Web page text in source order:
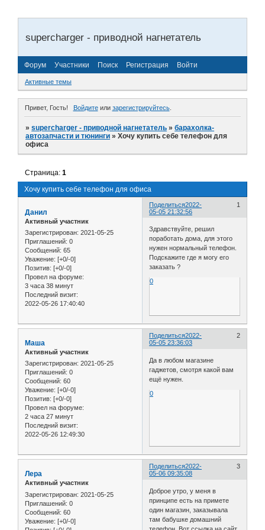
supercharger - приводной нагнетатель
Форум Участники Поиск Регистрация Войти
Активные темы
Привет, Гость! Войдитеили зарегистрируйтесь.
»supercharger - приводной нагнетатель »барахолка-
автозапчасти и тюнинги »Хочу купить себе телефон для
офиса
Хочу купить себе телефон для офиса
Страница:1
Поделиться 1
2022-
05-05 21:32:56
Данил
Активный участник
Зарегистрирован: 2021-05-25
Приглашений: 0
Сообщений: 65
Уважение: [+0/-0]
Позитив: [+0/-0]
Провел на форуме:
3 часа 38 минут
Последний визит:
2022-05-26 17:40:40
Здравствуйте, решил
поработать дома, для этого
нужен нормальный телефон.
Подскажите где я могу его
заказать ?
0
Поделиться 2
2022-
05-05 23:36:03
Маша
Активный участник
Зарегистрирован: 2021-05-25
Приглашений: 0
Сообщений: 60
Уважение: [+0/-0]
Позитив: [+0/-0]
Провел на форуме:
2 часа 27 минут
Последний визит:
2022-05-26 12:49:30
Да в любом магазине
гаджетов, смотря какой вам
ещё нужен.
0
Поделиться 3
2022-
05-06 09:35:08
Лера
Активный участник
Зарегистрирован: 2021-05-25
Приглашений: 0
Сообщений: 60
Уважение: [+0/-0]
Доброе утро, у меня в
принципе есть на примете
один магазин, заказывала
там бабушке домашний